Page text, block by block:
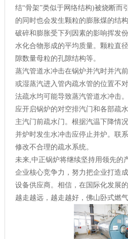
结“骨架”类似于网络结构)被烧断而
的同时也会发生颗粒的膨胀煤的结
破碎和膨胀受下列因素的影响挥发
水化合物形成的平均质量。颗粒直
隙数量母粒的孔隙结构等。
蒸汽管道水冲击在锅炉并汽时并汽
或湿蒸汽进入管内疏水管的位置不
法疏水均可能导致蒸汽管道水冲击
应开启锅炉的对空排汽门和各部疏
主汽门前疏水门。根据汽温下降情
并炉时发生水冲击应停止并炉。联
修改不合理的疏水系统。
未来,中正锅炉将继续坚持用领先的
企业核心竞争力，努力把企业打造
设备供应商。相信，在国际化发展
越走越远，越走越好，佛山卧式燃气